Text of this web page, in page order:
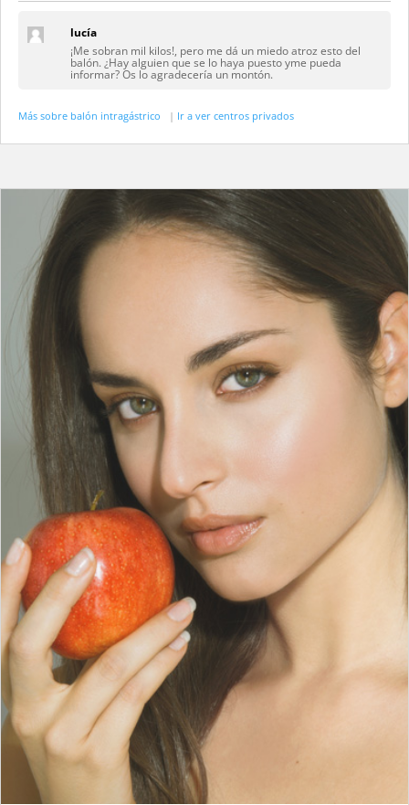
lucía
¡Me sobran mil kilos!, pero me dá un miedo atroz esto del
balón. ¿Hay alguien que se lo haya puesto yme pueda
informar? Os lo agradecería un montón.
Más sobre balón intragástrico | Ir a ver centros privados